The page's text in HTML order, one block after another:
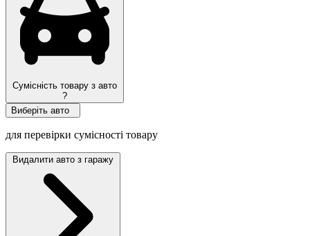
Сумісність товару з авто
?
Виберіть авто
для перевірки сумісності товару
Видалити авто з гаражу